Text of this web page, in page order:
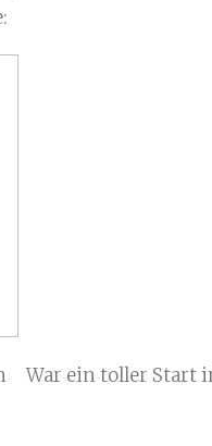
War ein toller Start